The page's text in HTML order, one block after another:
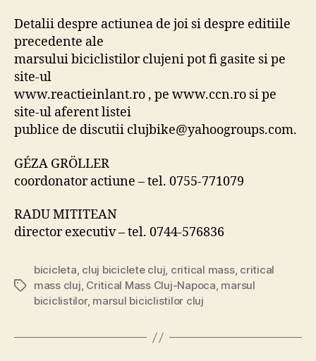
Detalii despre actiunea de joi si despre editiile
precedente ale
marsului biciclistilor clujeni pot fi gasite si pe
site-ul
www.reactieinlant.ro , pe www.ccn.ro si pe
site-ul aferent listei
publice de discutii clujbike@yahoogroups.com.
GÉZA GRÖLLER
coordonator actiune – tel. 0755-771079
RADU MITITEAN
director executiv – tel. 0744-576836
Tags
bicicleta, cluj biciclete cluj, critical mass, critical
mass cluj, Critical Mass Cluj-Napoca, marsul
biciclistilor, marsul biciclistilor cluj